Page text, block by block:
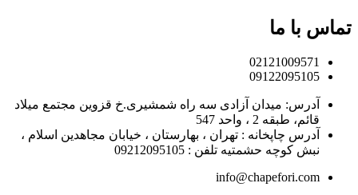
تماس با ما
02121009571
09122095105
آدرس: میدان آزادی سه راه شمشیری.خ قزوین مجتمع میلاد
قائم، طبقه 2 ، واحد 547
آدرس چاپخانه : تهران ، بهارستان ، خیابان مجاهدین اسلام ،
نبش کوچه حشمتیه تلفن : 09212095105
info@chapefori.com